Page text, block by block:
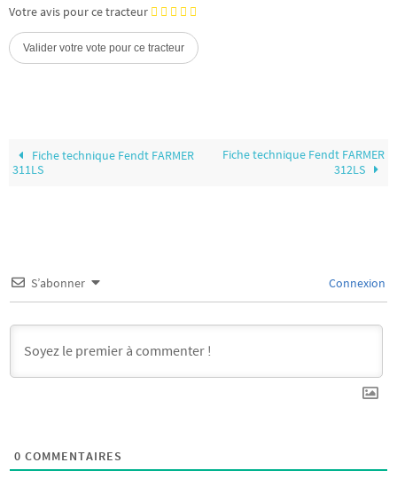
Votre avis pour ce tracteur
Fiche technique Fendt FARMER
311LS
Fiche technique Fendt FARMER
312LS
S’abonner Connexion
0 COMMENTAIRES